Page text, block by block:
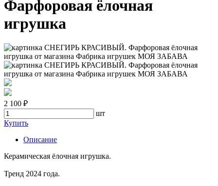
Фарфоровая ёлочная
игрушка
2 100 ₽
шт
Купить
Описание
Керамическая ёлочная игрушка.
Тренд 2024 года.